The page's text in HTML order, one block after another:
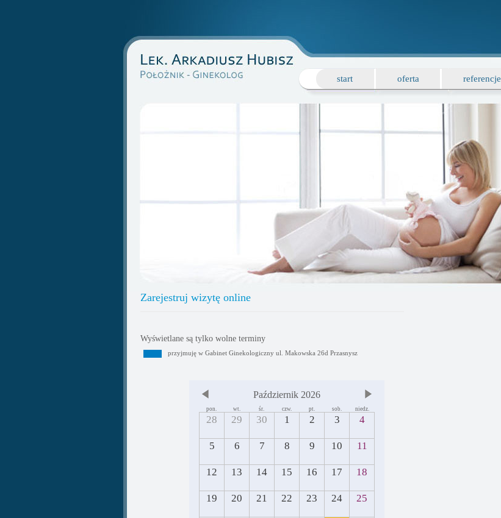
start oferta referencje
Zarejestruj wizytę online
Wyświetlane są tylko wolne terminy
przyjmuję w Gabinet Ginekologiczny ul. Makowska 26d Przasnysz
Październik 2026
pon. wt. śr. czw. pt. sob. niedz.
28 29 30 1 2 3 4
5 6 7 8 9 10 11
12 13 14 15 16 17 18
19 20 21 22 23 24 25